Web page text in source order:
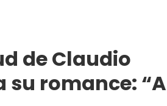
de Claudio
su romance: “A